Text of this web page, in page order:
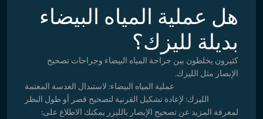
هل عملية المياه البيضاء
بديلة لليزك؟
كثيرون يخلطون بين جراحة المياه البيضاء وجراحات تصحيح
الإبصار مثل الليزك.
عملية المياه البيضاء: لاستبدال العدسة المعتمة
الليزك: لإعادة تشكيل القرنية لتصحيح قصر أو طول النظر
لمعرفة المزيد عن تصحيح الإبصار بالليزر يمكنك الاطلاع على: